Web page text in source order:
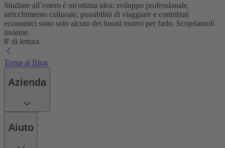
Studiare all’estero è un'ottima idea: sviluppo professionale,
arricchimento culturale, possibilità di viaggiare e contributi
economici sono solo alcuni dei buoni motivi per farlo. Scopriamoli
insieme.
8' di lettura
Torna al Blog
Azienda
Aiuto